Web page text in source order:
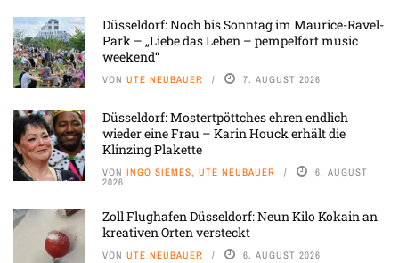
Düsseldorf: Noch bis Sonntag im Maurice-Ravel-
Park – „Liebe das Leben – pempelfort music
weekend“
VON UTE NEUBAUER 7. AUGUST 2026
Düsseldorf: Mostertpöttches ehren endlich
wieder eine Frau – Karin Houck erhält die
Klinzing Plakette
VON INGO SIEMES, UTE NEUBAUER 6. AUGUST
2026
Zoll Flughafen Düsseldorf: Neun Kilo Kokain an
kreativen Orten versteckt
VON UTE NEUBAUER 6. AUGUST 2026